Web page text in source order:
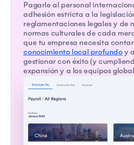
Pagarle al personal
adhesión estricta a la
reglamentaciones legales y de
normas culturales de cada
que tu empresa necesita
conocimiento local profundoy
gestionar con éxito (y
expansión y a los equipos